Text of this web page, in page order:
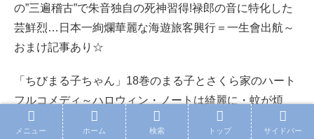
の”三遍稽古”で朱音独自の死神習得!禄郎の音に特化した
芸鮮烈…日本一絢爛華麗な海遊旅客興行＝一生會出航～
おまけ記事あり☆
「ちびまる子ちゃん」18巻のまる子とさくら家のハート
フルコメディ～ハロウィン・ノートは綺麗に・蚊が煩
い・湯たんぽ・天女の羽衣伝説・明日から夏休み・たこ
メニュー ホーム 検索 トップ サイドバー